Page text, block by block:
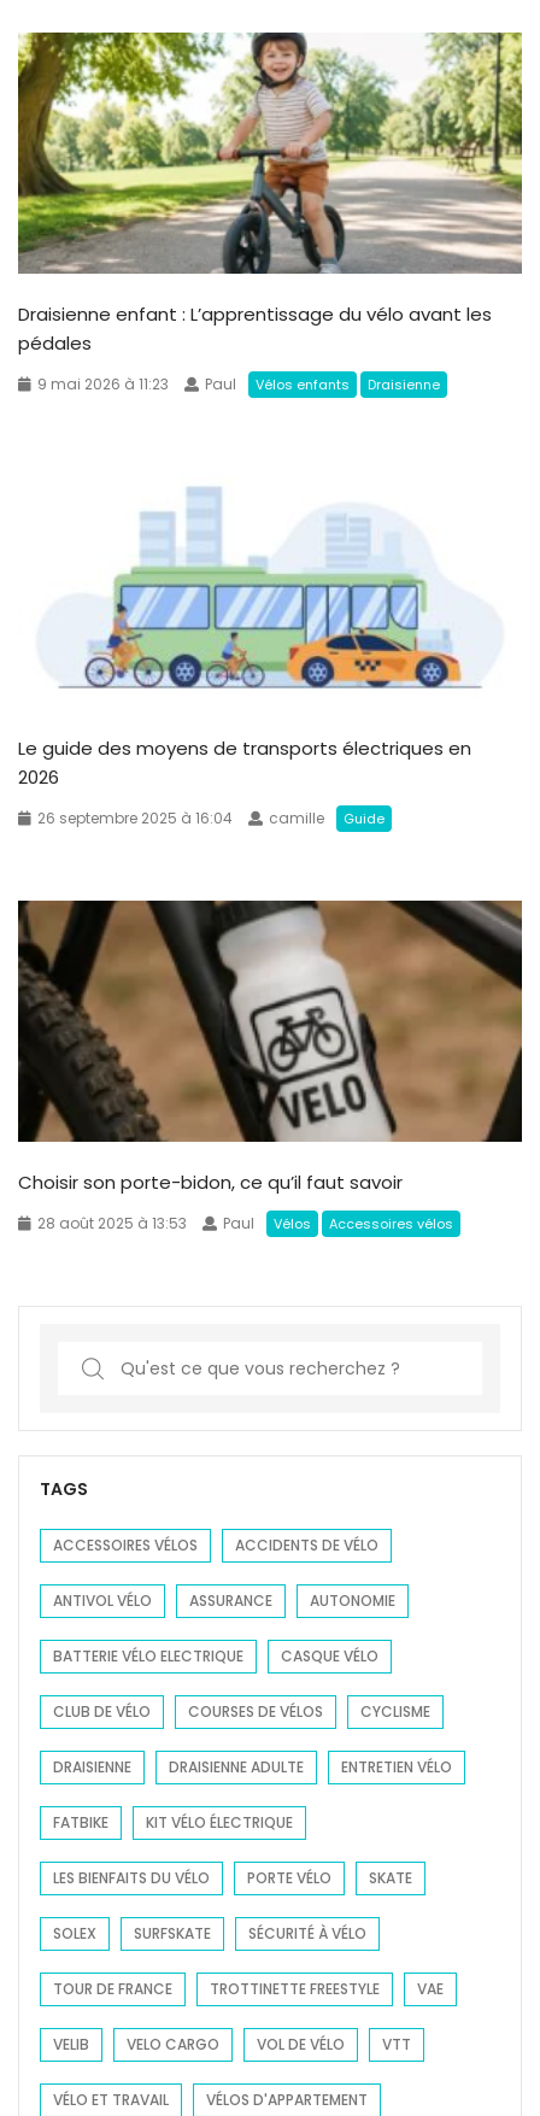
Draisienne enfant : L’apprentissage du vélo avant les
pédales
9 mai 2026 à 11:23 Paul Vélos enfants Draisienne
Le guide des moyens de transports électriques en
2026
26 septembre 2025 à 16:04 camille Guide
Choisir son porte-bidon, ce qu’il faut savoir
28 août 2025 à 13:53 Paul Vélos Accessoires vélos
r
c
f
r
:
TAGS
ACCESSOIRES VÉLOS ACCIDENTS DE VÉLO
ANTIVOL VÉLO ASSURANCE AUTONOMIE
BATTERIE VÉLO ELECTRIQUE CASQUE VÉLO
CLUB DE VÉLO COURSES DE VÉLOS CYCLISME
DRAISIENNE DRAISIENNE ADULTE ENTRETIEN VÉLO
FATBIKE KIT VÉLO ÉLECTRIQUE
LES BIENFAITS DU VÉLO PORTE VÉLO SKATE
SOLEX SURFSKATE SÉCURITÉ À VÉLO
TOUR DE FRANCE TROTTINETTE FREESTYLE VAE
VELIB VELO CARGO VOL DE VÉLO VTT
VÉLO ET TRAVAIL VÉLOS D'APPARTEMENT